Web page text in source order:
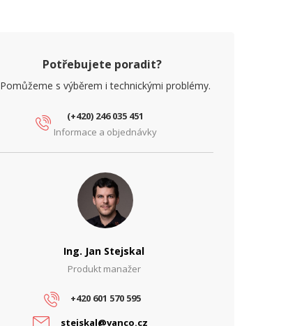
Potřebujete poradit?
Pomůžeme s výběrem i technickými problémy.
(+420) 246 035 451
Informace a objednávky
Ing. Jan Stejskal
Produkt manažer
+420 601 570 595
stejskal@vanco.cz